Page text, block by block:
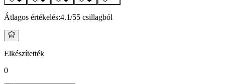
Átlagos értékelés:4.1/55 csillagból
Elkészítették
0